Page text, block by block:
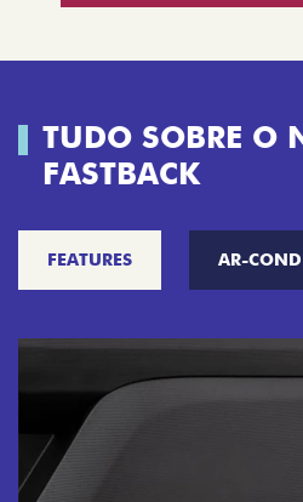
TUDO SOBRE O
FASTBACK
FEATURES AR-